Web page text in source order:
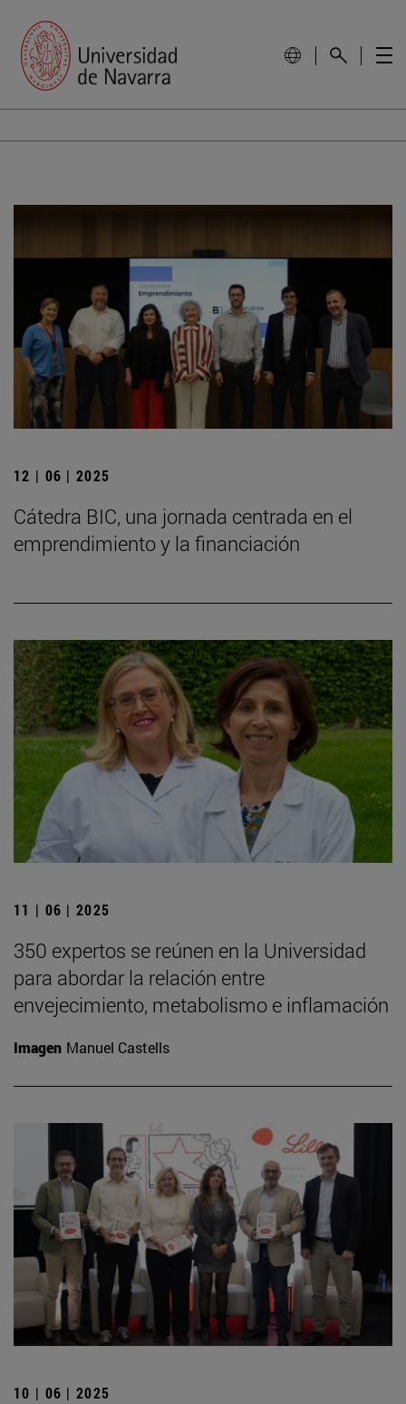
12 | 06 | 2025
Cátedra BIC, una jornada centrada en el
emprendimiento y la financiación
11 | 06 | 2025
350 expertos se reúnen en la Universidad
para abordar la relación entre
envejecimiento, metabolismo e inflamación
Imagen Manuel Castells
10 | 06 | 2025